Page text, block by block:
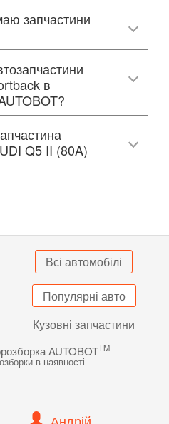
запчастини
в
Q5 II (80A)
Всі автомобілі
Популярні авто
Кузовні запчастини
AUTOBOTTM
в наявності